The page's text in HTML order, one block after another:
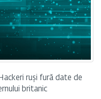
ruși fură date de
britanic